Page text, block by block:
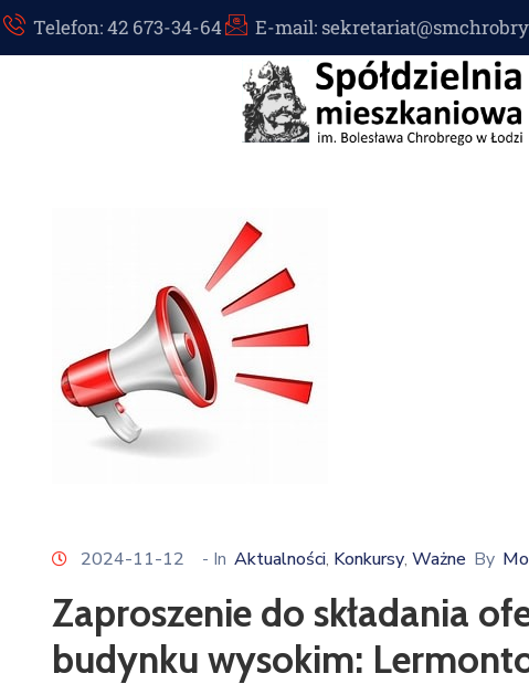
Telefon: 42 673-34-64 E-mail:
2024-11-12 - In Aktualności‚ Konkursy‚ Ważne By
Zaproszenie do składania
budynku wysokim: